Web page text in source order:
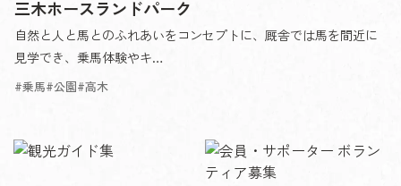
三木ホースランドパーク
自然と人と馬とのふれあいをコンセプトに、厩舎では馬を間近に
見学でき、乗馬体験やキ…
乗馬 公園 高木